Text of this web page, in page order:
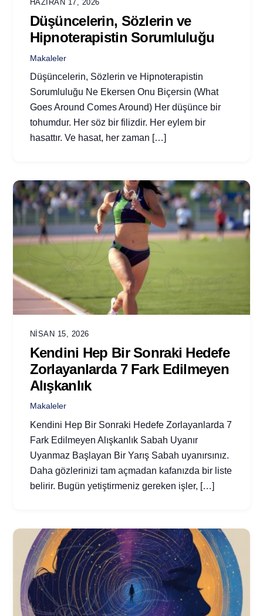
HAZIRAN 17, 2026
Düşüncelerin, Sözlerin ve
Hipnoterapistin Sorumluluğu
Makaleler
Düşüncelerin, Sözlerin ve Hipnoterapistin
Sorumluluğu Ne Ekersen Onu Biçersin (What
Goes Around Comes Around) Her düşünce bir
tohumdur. Her söz bir filizdir. Her eylem bir
hasattır. Ve hasat, her zaman […]
NISAN 15, 2026
Kendini Hep Bir Sonraki Hedefe
Zorlayanlarda 7 Fark Edilmeyen
Alışkanlık
Makaleler
Kendini Hep Bir Sonraki Hedefe Zorlayanlarda 7
Fark Edilmeyen Alışkanlık Sabah Uyanır
Uyanmaz Başlayan Bir Yarış Sabah uyanırsınız.
Daha gözlerinizi tam açmadan kafanızda bir liste
belirir. Bugün yetiştirmeniz gereken işler, […]